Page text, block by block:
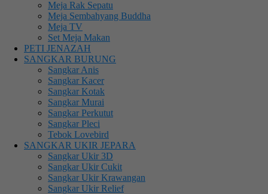
Meja Rak Sepatu
Meja Sembahyang Buddha
Meja TV
Set Meja Makan
PETI JENAZAH
SANGKAR BURUNG
Sangkar Anis
Sangkar Kacer
Sangkar Kotak
Sangkar Murai
Sangkar Perkutut
Sangkar Pleci
Tebok Lovebird
SANGKAR UKIR JEPARA
Sangkar Ukir 3D
Sangkar Ukir Cukit
Sangkar Ukir Krawangan
Sangkar Ukir Relief